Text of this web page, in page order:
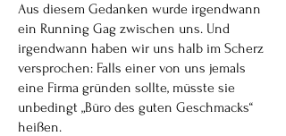
Aus diesem Gedanken wurde irgendwann
ein Running Gag zwischen uns. Und
irgendwann haben wir uns halb im Scherz
versprochen: Falls einer von uns jemals
eine Firma gründen sollte, müsste sie
unbedingt „Büro des guten Geschmacks“
heißen.